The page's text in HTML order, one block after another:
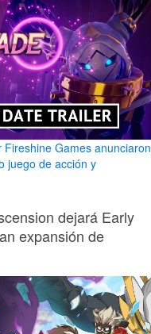
Games anunciaron
juego de acción y
dejará Early
expansión de